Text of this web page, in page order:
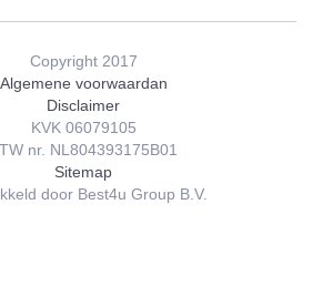
Copyright 2017
Algemene voorwaardan
Disclaimer
KVK 06079105
nr. NL804393175B01
Sitemap
door Best4u Group B.V.